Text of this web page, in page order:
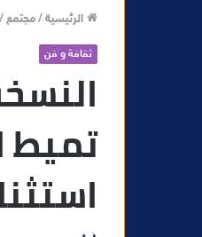
الرئيسية/مجتمع/
ثقافة و فن
تميط